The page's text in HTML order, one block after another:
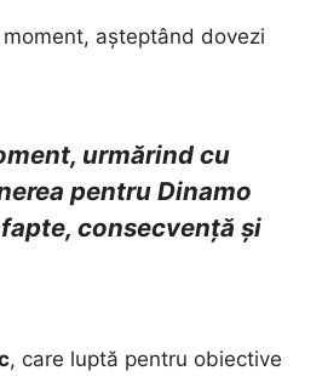
așteptând dovezi
urmărind cu
pentru Dinamo
consecvență și
, care luptă pentru obiective